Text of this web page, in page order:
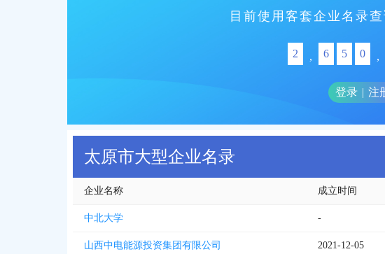
目前使用客套企业名录
2 , 6 5 0 ,
登录 | 注
太原市大型企业名录
企业名称 成立时间
中北大学 -
山西中电能源投资集团有限公司 2021-12-05